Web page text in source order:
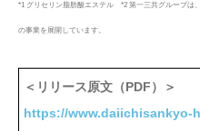
*1 グリセリン脂肪酸エステル *2 第一三共グループは
の事業を展開しています。
＜リリース原文（PDF）＞
https://www.daiichisankyo-